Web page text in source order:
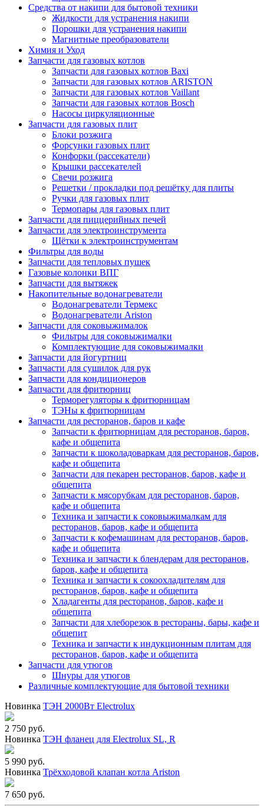
Средства от накипи для бытовой техники
Жидкости для устранения накипи
Порошки для устранения накипи
Магнитные преобразователи
Химия и Уход
Запчасти для газовых котлов
Запчасти для газовых котлов Baxi
Запчасти для газовых котлов ARISTON
Запчасти для газовых котлов Vaillant
Запчасти для газовых котлов Bosch
Насосы циркуляционные
Запчасти для газовых плит
Блоки розжига
Форсунки газовых плит
Конфорки (рассекатели)
Крышки рассекателей
Свечи розжига
Решетки / прокладки под решётку для плиты
Ручки для газовых плит
Термопары для газовых плит
Запчасти для пиццерийных печей
Запчасти для электроинструмента
Щётки к электроинструментам
Фильтры для воды
Запчасти для тепловых пушек
Газовые колонки ВПГ
Запчасти для вытяжек
Накопительные водонагреватели
Водонагреватели Термекс
Водонагреватели Ariston
Запчасти для соковыжималок
Фильтры для соковыжималки
Комплектующие для соковыжималки
Запчасти для йогуртниц
Запчасти для сушилок для рук
Запчасти для кондиционеров
Запчасти для фритюрниц
Терморегуляторы к фритюрницам
ТЭНы к фритюрницам
Запчасти для ресторанов, баров и кафе
Запчасти к фритюрницам для ресторанов, баров,
кафе и общепита
Запчасти к шоколадоваркам для ресторанов, баров,
кафе и общепита
Запчасти для пекарен ресторанов, баров, кафе и
общепита
Запчасти к мясорубкам для ресторанов, баров,
кафе и общепита
Техника и запчасти к соковыжималкам для
ресторанов, баров, кафе и общепита
Запчасти к кофемашинам для ресторанов, баров,
кафе и общепита
Техника и запчасти к блендерам для ресторанов,
баров, кафе и общепита
Техника и запчасти к сокоохладителям для
ресторанов, баров, кафе и общепита
Хладагенты для ресторанов, баров, кафе и
общепита
Запчасти для хлеборезок в рестораны, бары, кафе и
общепит
Техника и запчасти к индукционным плитам для
ресторанов, баров, кафе и общепита
Запчасти для утюгов
Шнуры для утюгов
Различные комплектующие для бытовой техники
Новинка ТЭН 2000Вт Electrolux
2 750 руб.
Новинка ТЭН фланец для Electrolux SL, R
5 990 руб.
Новинка Трёхходовой клапан котла Ariston
7 650 руб.